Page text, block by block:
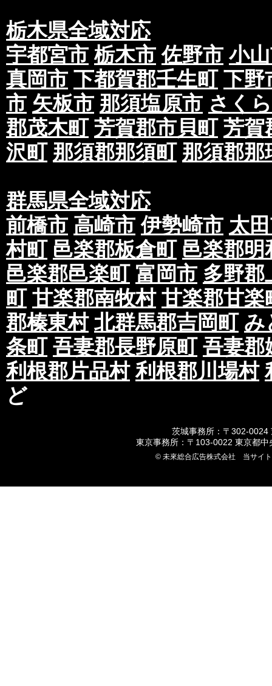
栃木県全域対応
宇都宮市 栃木市 佐野市 小
真岡市 下都賀郡壬生町 下野
市 矢板市 那須塩原市 さく
郡茂木町 芳賀郡市貝町 芳賀
沢町 那須郡那須町 那須郡那
群馬県全域対応
前橋市 高崎市 伊勢崎市 太
村町 邑楽郡板倉町 邑楽郡明
邑楽郡邑楽町 富岡市 多野郡
町 甘楽郡南牧村 甘楽郡甘楽
郡榛東村 北群馬郡吉岡町 み
条町 吾妻郡長野原町 吾妻郡
利根郡片品村 利根郡川場村
ど
茨城事務所：〒302-0024
東京事務所：〒103-0022 東京都
© 未來総合広告株式会社 当サイ